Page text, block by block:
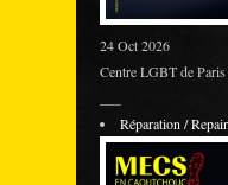
24 Oct 2026
Centre LGBT de Paris
Réparation /